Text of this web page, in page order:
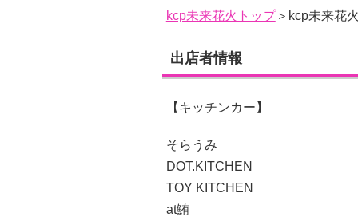
kcp未来花火トップ＞kcp未来花
出店者情報
【キッチンカー】
そらうみ
DOT.KITCHEN
TOY KITCHEN
at鮪